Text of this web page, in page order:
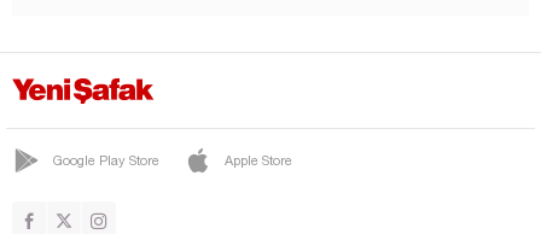
ORTAHİSAR
ŞALPAZARI
VAKFIKEBİR
Google Play Store Apple Store